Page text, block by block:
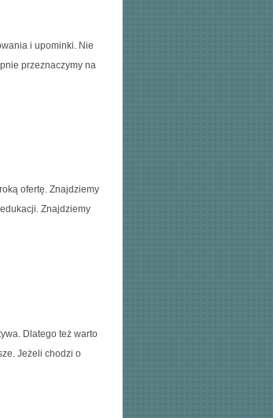
i upominki. Nie
przeznaczymy na
ofertę. Znajdziemy
Znajdziemy
Dlatego też warto
Jeżeli chodzi o